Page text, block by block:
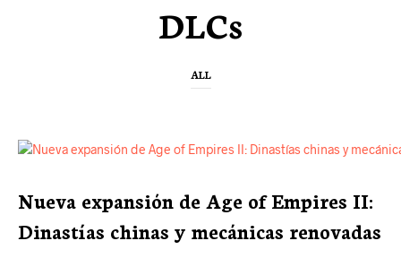
DLCs
ALL
Nueva expansión de Age of Empires II:
Dinastías chinas y mecánicas renovadas